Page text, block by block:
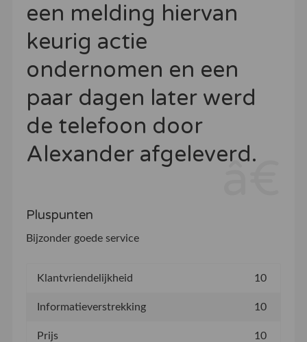
een melding hiervan
keurig actie
ondernomen en een
paar dagen later werd
de telefoon door
Alexander afgeleverd.
Pluspunten
Bijzonder goede service
Klantvriendelijkheid 10
Informatieverstrekking 10
Prijs 10